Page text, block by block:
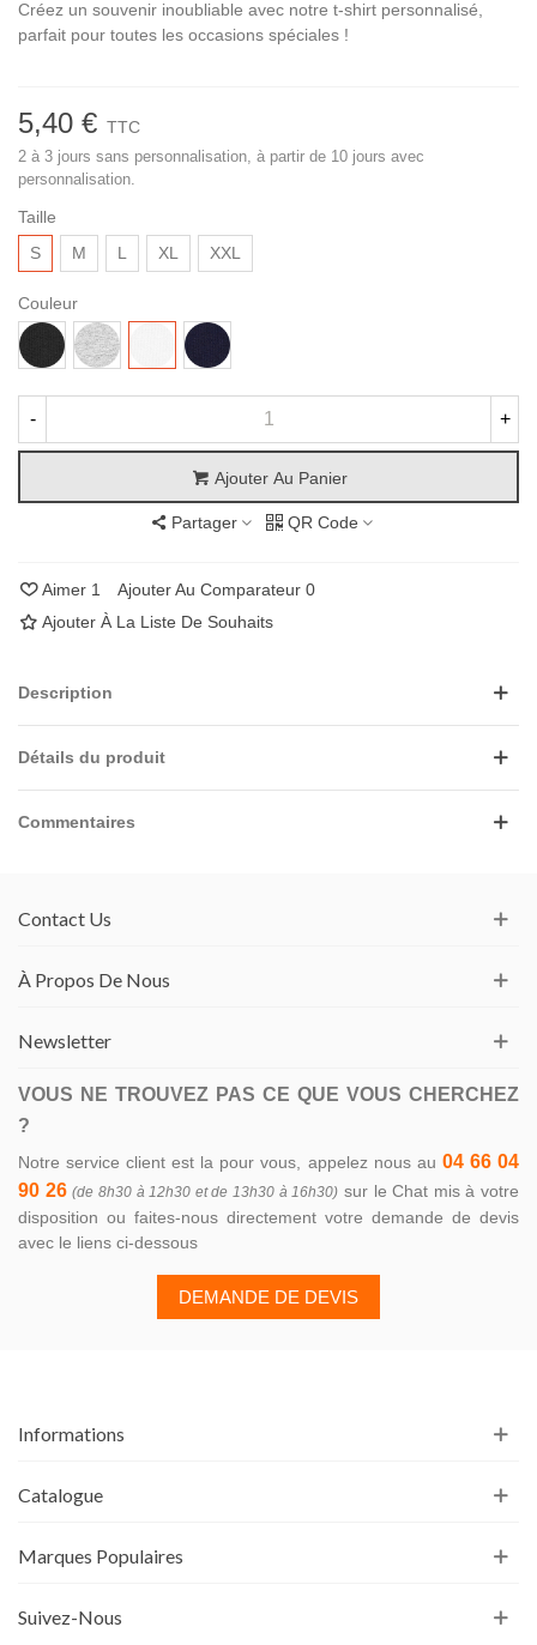
Créez un souvenir inoubliable avec notre t-shirt personnalisé,
parfait pour toutes les occasions spéciales !
5,40 € TTC
2 à 3 jours sans personnalisation, à partir de 10 jours avec
personnalisation.
Taille
S
M L XL XXL
Couleur
Noir
Heather
Grey
French
Navy
- +
Ajouter Au Panier
Partager QR Code
Aimer 1 Ajouter Au Comparateur 0
Ajouter À La Liste De Souhaits
Description
Détails du produit
Commentaires
Contact Us
À Propos De Nous
Newsletter
VOUS NE TROUVEZ PAS CE QUE VOUS CHERCHEZ
?
Notre service client est la pour vous, appelez nous au 04 66 04
90 26 (de 8h30 à 12h30 et de 13h30 à 16h30) sur le Chat mis à votre
disposition ou faites-nous directement votre demande de devis
avec le liens ci-dessous
DEMANDE DE DEVIS
Informations
Catalogue
Marques Populaires
Suivez-Nous